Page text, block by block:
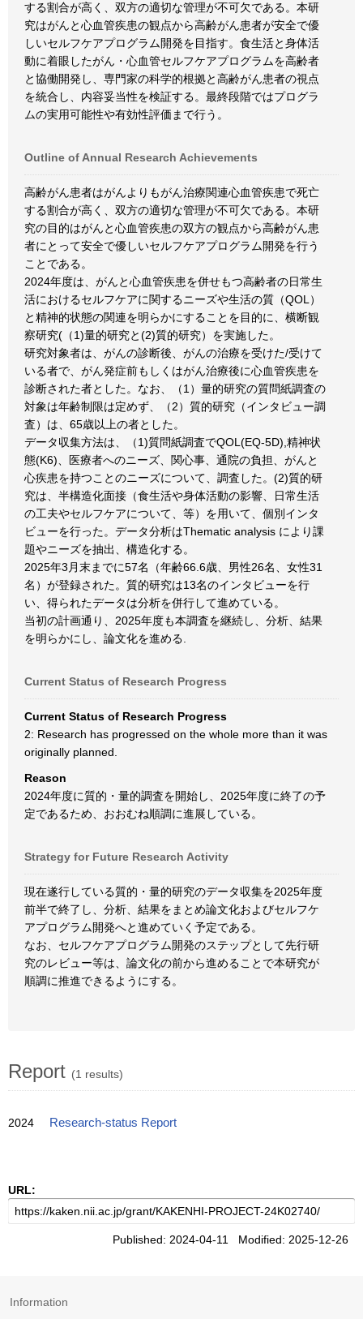
する割合が高く、双方の適切な管理が不可欠である。本研
究はがんと心血管疾患の観点から高齢がん患者が安全で優
しいセルフケアプログラム開発を目指す。食生活と身体活
動に着眼したがん・心血管セルフケアプログラムを高齢者
と協働開発し、専門家の科学的根拠と高齢がん患者の視点
を統合し、内容妥当性を検証する。最終段階ではプログラ
ムの実用可能性や有効性評価まで行う。
Outline of Annual Research Achievements
高齢がん患者はがんよりもがん治療関連心血管疾患で死亡
する割合が高く、双方の適切な管理が不可欠である。本研
究の目的はがんと心血管疾患の双方の観点から高齢がん患
者にとって安全で優しいセルフケアプログラム開発を行う
ことである。
2024年度は、がんと心血管疾患を併せもつ高齢者の日常生
活におけるセルフケアに関するニーズや生活の質（QOL）
と精神的状態の関連を明らかにすることを目的に、横断観
察研究(（1)量的研究と(2)質的研究）を実施した。
研究対象者は、がんの診断後、がんの治療を受けた/受けて
いる者で、がん発症前もしくはがん治療後に心血管疾患を
診断された者とした。なお、（1）量的研究の質問紙調査の
対象は年齢制限は定めず、（2）質的研究（インタビュー調
査）は、65歳以上の者とした。
データ収集方法は、（1)質問紙調査でQOL(EQ-5D),精神状
態(K6)、医療者へのニーズ、関心事、通院の負担、がんと
心疾患を持つことのニーズについて、調査した。(2)質的研
究は、半構造化面接（食生活や身体活動の影響、日常生活
の工夫やセルフケアについて、等）を用いて、個別インタ
ビューを行った。データ分析はThematic analysis により課
題やニーズを抽出、構造化する。
2025年3月末までに57名（年齢66.6歳、男性26名、女性31
名）が登録された。質的研究は13名のインタビューを行
い、得られたデータは分析を併行して進めている。
当初の計画通り、2025年度も本調査を継続し、分析、結果
を明らかにし、論文化を進める.
Current Status of Research Progress
Current Status of Research Progress
2: Research has progressed on the whole more than it was
originally planned.
Reason
2024年度に質的・量的調査を開始し、2025年度に終了の予
定であるため、おおむね順調に進展している。
Strategy for Future Research Activity
現在遂行している質的・量的研究のデータ収集を2025年度
前半で終了し、分析、結果をまとめ論文化およびセルフケ
アプログラム開発へと進めていく予定である。
なお、セルフケアプログラム開発のステップとして先行研
究のレビュー等は、論文化の前から進めることで本研究が
順調に推進できるようにする。
Report (1 results)
2024 Research-status Report
URL:
Published: 2024-04-11 Modified: 2025-12-26
Information